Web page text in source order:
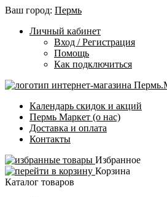
Ваш город: Пермь
Личный кабинет
Вход / Регистрация
Помощь
Как подключиться
Календарь скидок и акций
Пермь Маркет (о нас)
Доставка и оплата
Контакты
Избранное
Корзина
Каталог товаров